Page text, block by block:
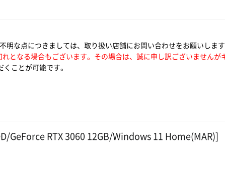
な点につきましては、取り扱い店舗にお問い合わせをお願いします
となる場合もございます。その場合は、誠に申し訳ございませんが
ことが可能です。
GeForce RTX 3060 12GB/Windows 11 Home(MAR)]